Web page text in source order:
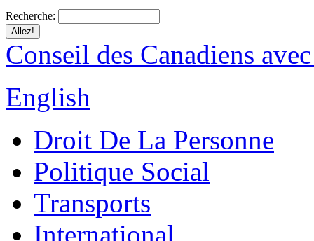
Recherche:
Conseil des Canadiens
English
Droit De La Personne
Politique Social
Transports
International